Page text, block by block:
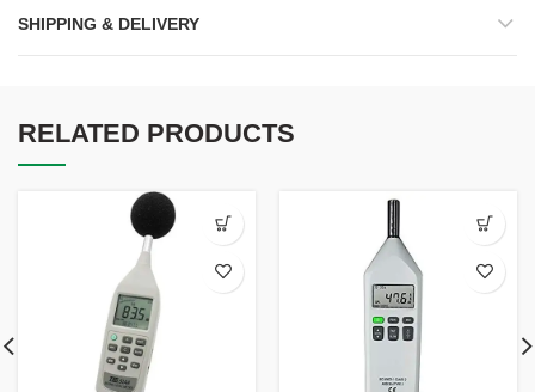
SHIPPING & DELIVERY
RELATED PRODUCTS